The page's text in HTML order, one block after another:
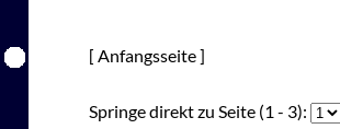
[ Anfangsseite ]
Springe direkt zu Seite (1 - 3):